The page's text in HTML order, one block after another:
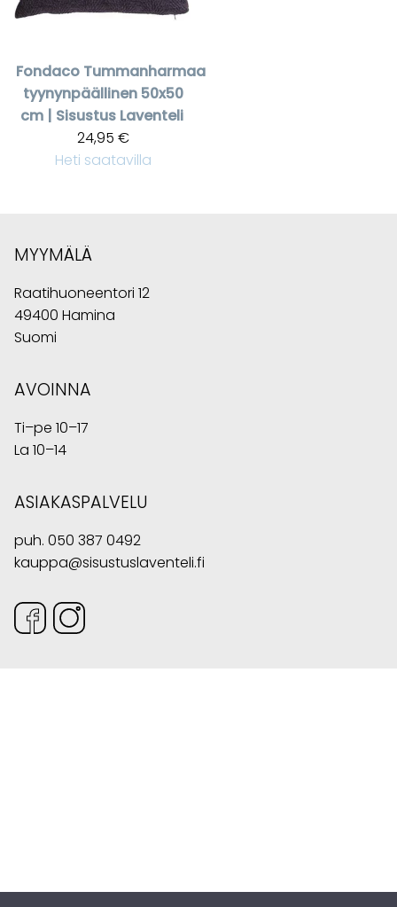
Fondaco Tummanharmaa
tyynynpäällinen 50x50
cm | Sisustus Laventeli
24,95 €
Heti saatavilla
MYYMÄLÄ
Raatihuoneentori 12
49400 Hamina
Suomi
AVOINNA
Ti–pe 10–17
La 10–14
ASIAKASPALVELU
puh. 050 387 0492
kauppa@sisustuslaventeli.fi